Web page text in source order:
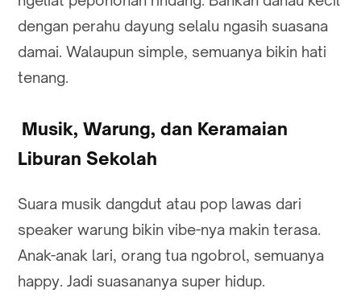
dengan perahu dayung selalu ngasih suasana
damai. Walaupun simple, semuanya bikin hati
tenang.
Musik, Warung, dan Keramaian
Liburan Sekolah
Suara musik dangdut atau pop lawas dari
speaker warung bikin vibe-nya makin terasa.
Anak-anak lari, orang tua ngobrol, semuanya
happy. Jadi suasananya super hidup.